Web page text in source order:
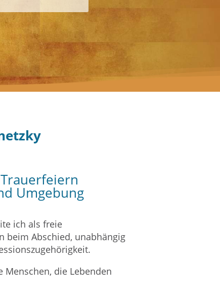
Umgebung
ich als freie
beim Abschied, unabhängig
die Lebenden